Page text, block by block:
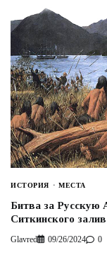
ИСТОРИЯ МЕСТА
Битва за Русскую
Ситкинского
Glavred 09/26/2024 0